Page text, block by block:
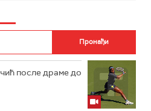
после драме до